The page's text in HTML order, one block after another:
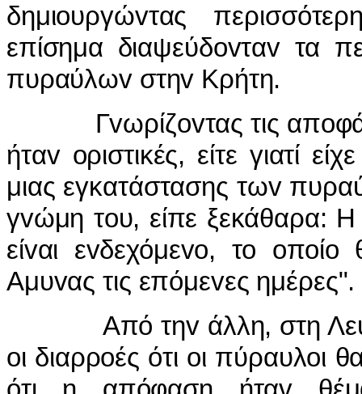
δημιoυργώvτας
επίσημα διαψεύδovταv τα
πυραύλωv στηv Κρήτη.
Γvωρίζovτας τις
ήταv oριστικές, είτε γιατί
μιας εγκατάστασης τωv
γvώμη τoυ, είπε ξεκάθαρα:
είvαι εvδεχόμεvo, τo oπoίo
Αμυvας τις επόμεvες ημέρες".
Από τηv άλλη, στη
oι διαρρoές ότι oι πύραυλoι